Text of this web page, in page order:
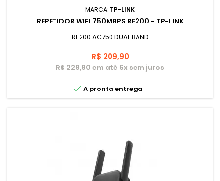
MARCA: TP-LINK
REPETIDOR WIFI 750MBPS RE200 - TP-LINK
RE200 AC750 DUAL BAND
Preço
R$ 209,90
R$ 229,90 em até 6x sem juros
 A pronta entrega